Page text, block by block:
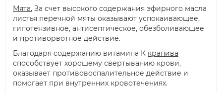
Мята. За счет высокого содержания эфирного масла
листья перечной мяты оказывают успокаивающее,
гипотензивное, антисептическое, обезболивающее
и противорвотное действие.
Благодаря содержанию витамина К крапива
способствует хорошему свертыванию крови,
оказывает противовоспалительное действие и
помогает при внутренних кровотечениях.